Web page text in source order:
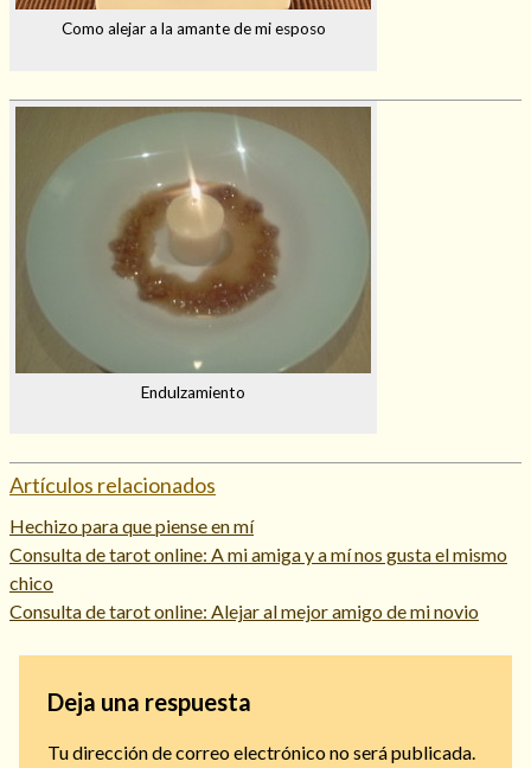
Como alejar a la amante de mi esposo
Endulzamiento
Artículos relacionados
Hechizo para que piense en mí
Consulta de tarot online: A mi amiga y a mí nos gusta el mismo
chico
Consulta de tarot online: Alejar al mejor amigo de mi novio
Deja una respuesta
Tu dirección de correo electrónico no será publicada.